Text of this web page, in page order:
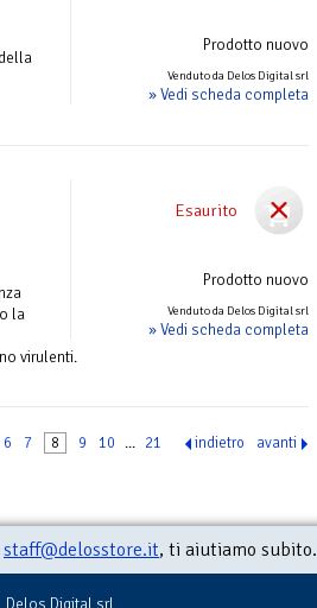
Prodotto nuovo
Venduto da Delos Digital srl
» Vedi scheda completa
Esaurito
Prodotto nuovo
Venduto da Delos Digital srl
» Vedi scheda completa
la
virulenti.
6 7 8 9 10 ... 21 indietro avanti
staff@delosstore.it, ti aiutiamo subito.
Delos Digital srl